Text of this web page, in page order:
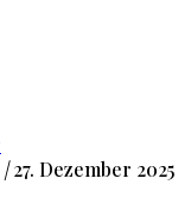
| 27. Dezember 2025